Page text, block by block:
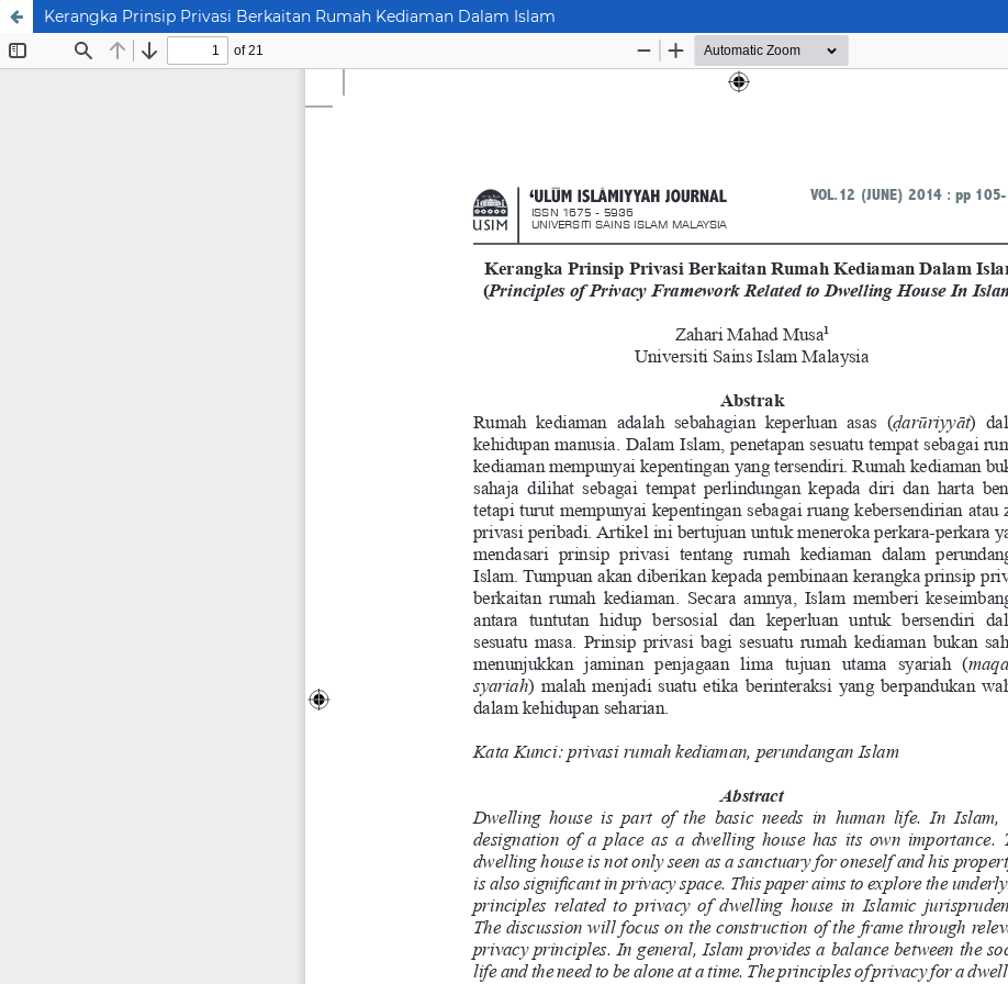
Kerangka Prinsip Privasi Berkaitan Rumah Kediaman Dalam Islam